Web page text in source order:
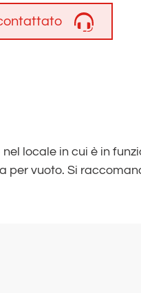
locale in cui è in
per vuoto. Si